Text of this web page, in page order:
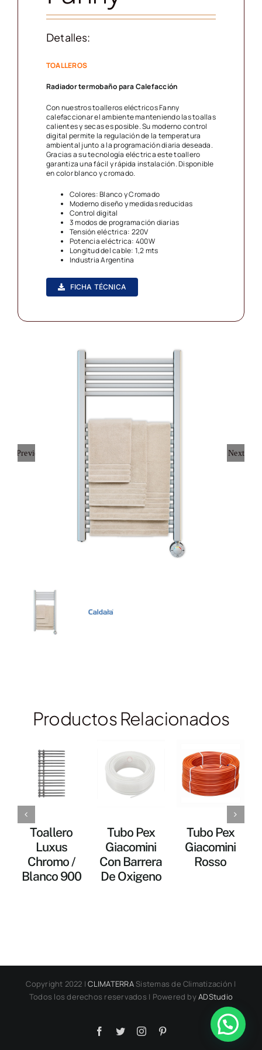
Previous Next
Detalles:
TOALLEROS
Radiador termobaño para Calefacción
Con nuestros toalleros eléctricos Fanny
calefaccionar el ambiente manteniendo las toallas
calientes y secas es posible. Su moderno control
digital permite la regulación de la temperatura
ambiental junto a la programación diaria deseada.
Gracias a su tecnología eléctrica este toallero
garantiza una fácil y rápida instalación. Disponible
en color blanco y cromado.
Colores: Blanco y Cromado
Moderno diseño y medidas reducidas
Control digital
3 modos de programación diarias
Tensión eléctrica: 220V
Potencia eléctrica: 400W
Longitud del cable: 1,2 mts
Industria Argentina
FICHA TÉCNICA
Productos Relacionados
Toallero
Luxus
Chromo /
Blanco 900
Tubo Pex
Giacomini
Con Barrera
De Oxigeno
Tubo Pex
Giacomini
Rosso
Copyright 2022 |CLIMATERRASistemas de Climatización |
Todos los derechos reservados | Powered byADStudio
Facebook
TwitterInstagram